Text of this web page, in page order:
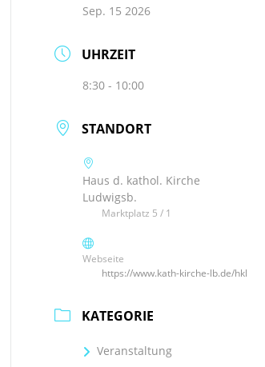
Sep. 15 2026
UHRZEIT
8:30 - 10:00
STANDORT
Haus d. kathol. Kirche
Ludwigsb.
Marktplatz 5 / 1
Webseite
https://www.kath-kirche-lb.de/hkl
KATEGORIE
Veranstaltung